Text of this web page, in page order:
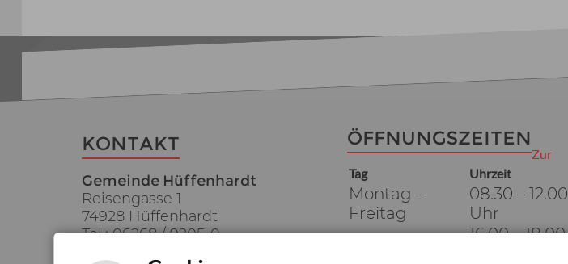
KONTAKT
Gemeinde Hüffenhardt
Reisengasse 1
74928 Hüffenhardt
Tel.: 06268 / 9205-0
ÖFFNUNGSZEITEN
Tag Uhrzeit
Montag –
Freitag
08.30 – 12.00
Uhr
16.00 – 18.00
Zur